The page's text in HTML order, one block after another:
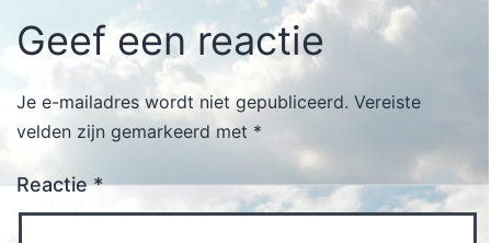
Geef een reactie
Je e-mailadres wordt niet gepubliceerd. Vereiste
velden zijn gemarkeerd met *
Reactie*